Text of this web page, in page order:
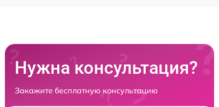
Нужна консультация?
Закажите бесплатную консультацию